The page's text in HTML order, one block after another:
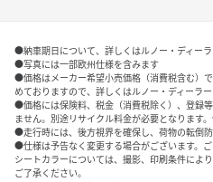
●納車期日について、詳しくはルノー・ディーラ
●写真には一部欧州仕様を含みます
●価格はメーカー希望小売価格（消費税含む）
めておりますので、詳しくはルノー・ディーラ
●価格には保険料、税金（消費税除く）、登録
ません。別途リサイクル料金が必要となります
●走行時には、後方視界を確保し、荷物の転倒防
●仕様は予告なく変更する場合がございます。
シートカラーについては、撮影、印刷条件によ
ご了承ください。